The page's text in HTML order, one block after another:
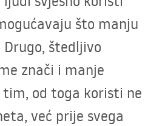
što manju
štedljivo
znači i manje
tim, od toga koristi ne
već prije svega